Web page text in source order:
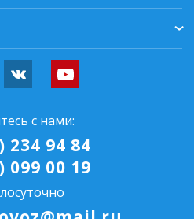
с нами:
234 94 84
099 00 19